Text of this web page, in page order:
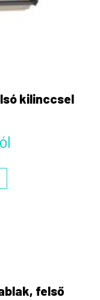
kilinccsel
felső